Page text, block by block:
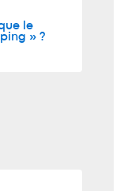
le
» ?